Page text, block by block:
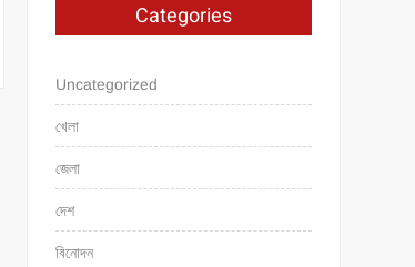
Categories
Uncategorized
খেলা
জেলা
দেশ
বিনোদন